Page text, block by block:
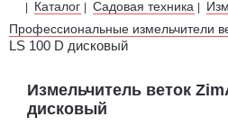
| Каталог | Садовая техника |
Профессиональные измельчители
LS 100 D дисковый
Измельчитель веток
дисковый